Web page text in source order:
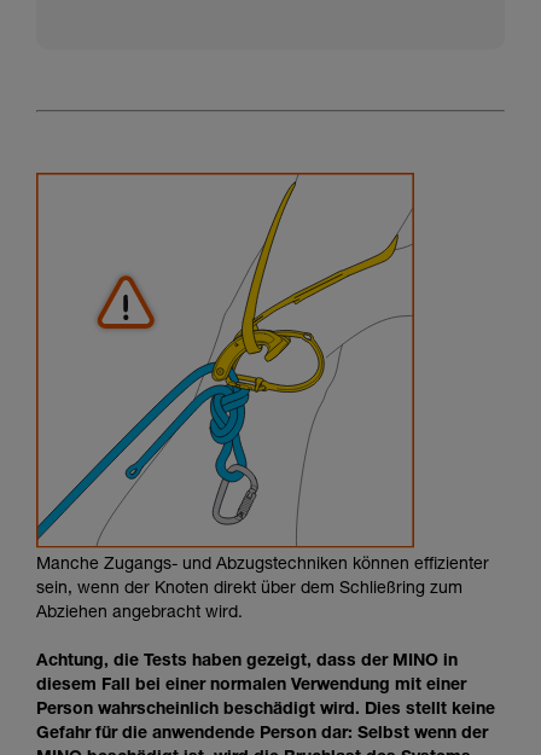
Manche Zugangs- und Abzugstechniken können effizienter
sein, wenn der Knoten direkt über dem Schließring zum
Abziehen angebracht wird.
Achtung, die Tests haben gezeigt, dass der MINO in
diesem Fall bei einer normalen Verwendung mit einer
Person wahrscheinlich beschädigt wird. Dies stellt keine
Gefahr für die anwendende Person dar: Selbst wenn der